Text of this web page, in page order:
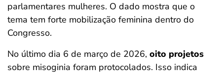
parlamentares mulheres. O dado mostra que o
tema tem forte mobilização feminina dentro do
Congresso.
No último dia 6 de março de 2026, oito projetos
sobre misoginia foram protocolados. Isso indica